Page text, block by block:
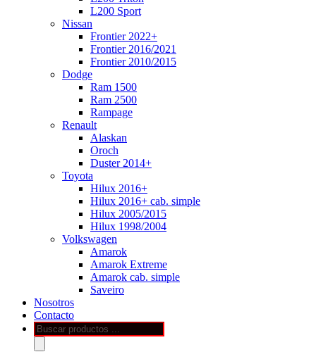
L200 Sport
Nissan
Frontier 2022+
Frontier 2016/2021
Frontier 2010/2015
Dodge
Ram 1500
Ram 2500
Rampage
Renault
Alaskan
Oroch
Duster 2014+
Toyota
Hilux 2016+
Hilux 2016+ cab. simple
Hilux 2005/2015
Hilux 1998/2004
Volkswagen
Amarok
Amarok Extreme
Amarok cab. simple
Saveiro
Nosotros
Contacto
Búsqueda
de
productos